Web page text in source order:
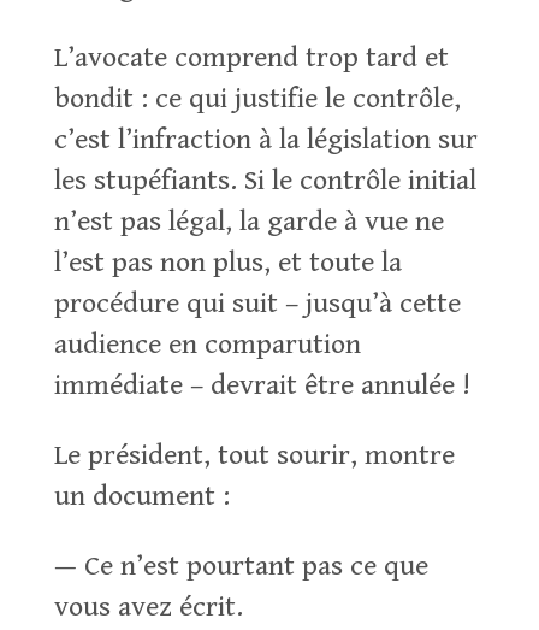
L’avocate comprend trop tard et
bondit : ce qui justifie le contrôle,
c’est l’infraction à la législation sur
les stupéfiants. Si le contrôle initial
n’est pas légal, la garde à vue ne
l’est pas non plus, et toute la
procédure qui suit – jusqu’à cette
audience en comparution
immédiate – devrait être annulée !
Le président, tout sourir, montre
un document :
— Ce n’est pourtant pas ce que
vous avez écrit.